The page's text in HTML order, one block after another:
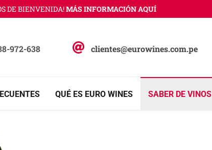
BIENVENIDA!MÁS INFORMACIÓN AQUÍ
972-638 clientes@eurowines.com.pe
QUÉ ES EURO WINES SABER DE VINOS